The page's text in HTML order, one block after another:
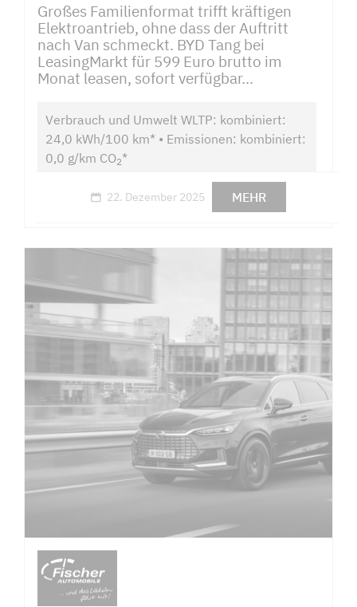
Großes Familienformat trifft kräftigen
Elektroantrieb, ohne dass der Auftritt
nach Van schmeckt. BYD Tang bei
LeasingMarkt für 599 Euro brutto im
Monat leasen, sofort verfügbar...
Verbrauch und Umwelt WLTP: kombiniert:
24,0 kWh/100 km* • Emissionen: kombiniert:
0,0 g/km CO2*
22. Dezember 2025 MEHR